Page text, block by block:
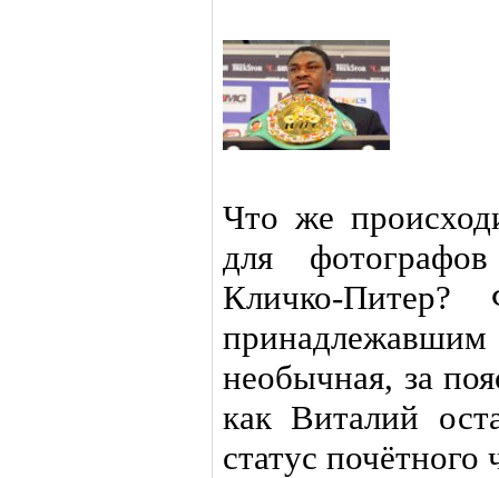
Что же
для
Кличко-Питер?
необычная, за
как Виталий
статус